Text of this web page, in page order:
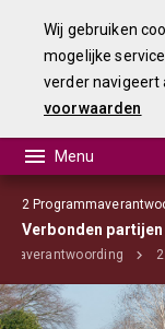
2
Verbonden partijen
Wij gebruiken
mogelijke
verder navigeert
voorwaarden